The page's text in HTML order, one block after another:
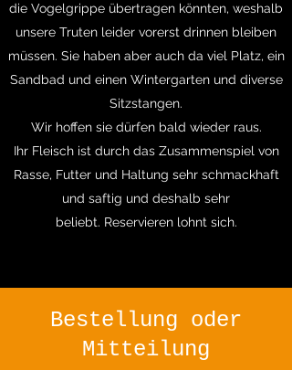
die Vogelgrippe übertragen könnten, weshalb
unsere Truten leider vorerst drinnen bleiben
müssen. Sie haben aber auch da viel Platz, ein
Sandbad und einen Wintergarten und diverse
Sitzstangen.
Wir hoffen sie dürfen bald wieder raus.
Ihr Fleisch ist durch das Zusammenspiel von
Rasse, Futter und Haltung sehr schmackhaft
und saftig und deshalb sehr
beliebt. Reservieren lohnt sich.
Bestellung oder
Mitteilung